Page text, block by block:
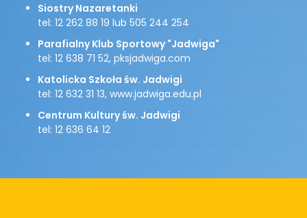
Siostry Nazaretanki
tel: 12 262 88 19 lub 505 244 254
Parafialny Klub Sportowy "Jadwiga"
tel: 12 638 71 52, pksjadwiga.com
Katolicka Szkoła św. Jadwigi
tel: 12 632 31 13, www.jadwiga.edu.pl
Centrum Kultury św. Jadwigi
tel: 12 636 64 12